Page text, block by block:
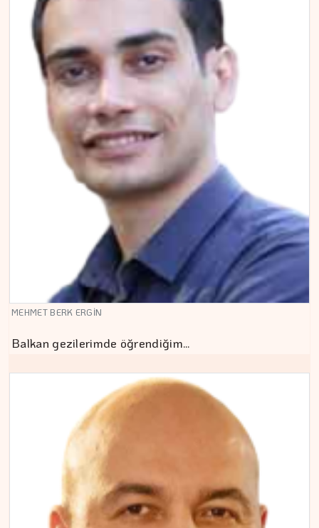
MEHMET BERK ERGİN
Balkan gezilerimde öğrendiğim…